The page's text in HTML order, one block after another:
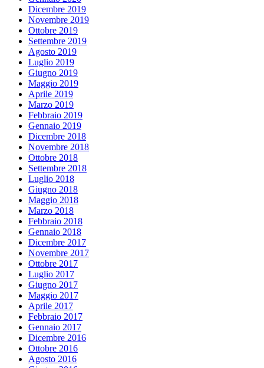
Dicembre 2019
Novembre 2019
Ottobre 2019
Settembre 2019
Agosto 2019
Luglio 2019
Giugno 2019
Maggio 2019
Aprile 2019
Marzo 2019
Febbraio 2019
Gennaio 2019
Dicembre 2018
Novembre 2018
Ottobre 2018
Settembre 2018
Luglio 2018
Giugno 2018
Maggio 2018
Marzo 2018
Febbraio 2018
Gennaio 2018
Dicembre 2017
Novembre 2017
Ottobre 2017
Luglio 2017
Giugno 2017
Maggio 2017
Aprile 2017
Febbraio 2017
Gennaio 2017
Dicembre 2016
Ottobre 2016
Agosto 2016